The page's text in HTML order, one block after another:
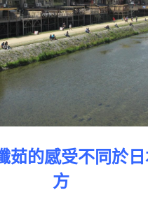
茹的感受不同於
方